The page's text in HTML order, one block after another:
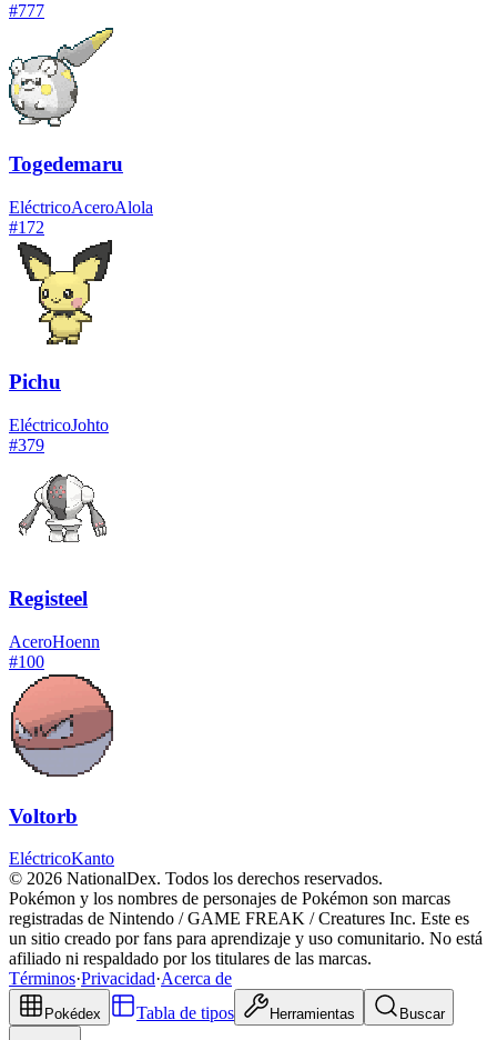
#777
Togedemaru
EléctricoAceroAlola
#172
Pichu
EléctricoJohto
#379
Registeel
AceroHoenn
#100
Voltorb
EléctricoKanto
© 2026 NationalDex. Todos los derechos reservados.
Pokémon y los nombres de personajes de Pokémon son marcas
registradas de Nintendo / GAME FREAK / Creatures Inc. Este es
un sitio creado por fans para aprendizaje y uso comunitario. No está
afiliado ni respaldado por los titulares de las marcas.
Términos·Privacidad·Acerca de
Pokédex Tabla de tipos Herramientas Buscar